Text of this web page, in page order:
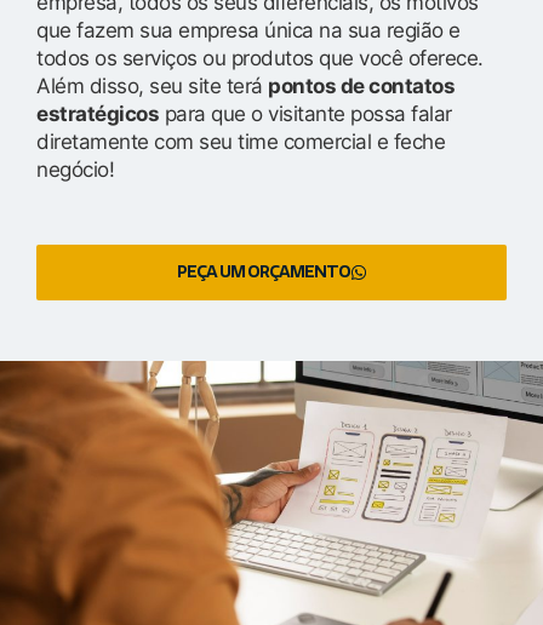
que fazem sua empresa única na sua região e
todos os serviços ou produtos que você oferece.
Além disso, seu site terá pontos de contatos
estratégicos para que o visitante possa falar
diretamente com seu time comercial e feche
negócio!
PEÇA UM ORÇAMENTO